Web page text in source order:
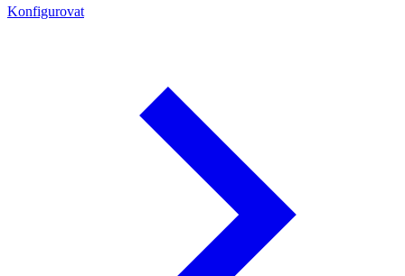
Konfigurovat